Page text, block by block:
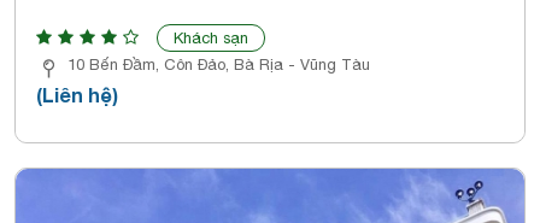
Khách sạn
10 Bến Đầm, Côn Đảo, Bà Rịa - Vũng Tàu
(Liên hệ)